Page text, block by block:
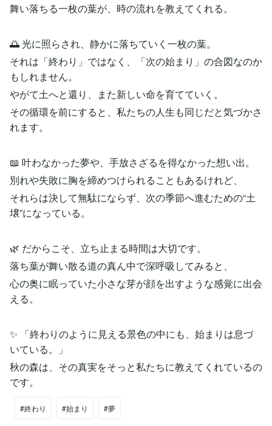
舞い落ちる一枚の葉が、時の流れを教えてくれる。
🌅 光に照らされ、静かに落ちていく一枚の葉。
それは「終わり」ではなく、「次の始まり」の合図なのか
もしれません。
やがて土へと還り、また新しい命を育てていく。
その循環を前にすると、私たちの人生も同じだと気づかさ
れます。
📖 叶わなかった夢や、手放さざるを得なかった想い出。
別れや失敗に胸を締めつけられることもあるけれど、
それらは決して無駄にならず、次の季節へ進むための“土
壌”になっている。
🌿 だからこそ、立ち止まる時間は大切です。
落ち葉が舞い散る道の真ん中で深呼吸してみると、
心の奥に眠っていた小さな芽が顔を出すような感覚に出会
える。
✨ 「終わりのように見える景色の中にも、始まりは息づ
いている。」
秋の森は、その真実をそっと私たちに教えてくれているの
です。
#終わり #始まり #夢